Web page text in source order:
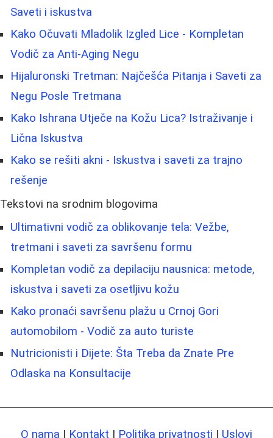
Saveti i iskustva
Kako Očuvati Mladolik Izgled Lice - Kompletan
Vodič za Anti-Aging Negu
Hijaluronski Tretman: Najčešća Pitanja i Saveti za
Negu Posle Tretmana
Kako Ishrana Utječe na Kožu Lica? Istraživanje i
Lična Iskustva
Kako se rešiti akni - Iskustva i saveti za trajno
rešenje
Tekstovi na srodnim blogovima
Ultimativni vodič za oblikovanje tela: Vežbe,
tretmani i saveti za savršenu formu
Kompletan vodič za depilaciju nausnica: metode,
iskustva i saveti za osetljivu kožu
Kako pronaći savršenu plažu u Crnoj Gori
automobilom - Vodič za auto turiste
Nutricionisti i Dijete: Šta Treba da Znate Pre
Odlaska na Konsultacije
O nama | Kontakt | Politika privatnosti | Uslovi